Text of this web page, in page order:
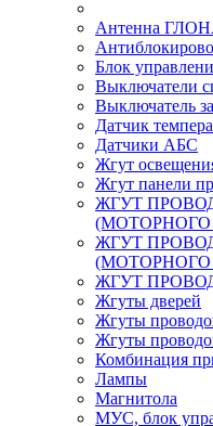
Антенна
Блок
Выключатели
Выключатель
Датчик
Датчики АБС
Жгут
Жгут панели
ЖГУТ
(МОТОРНОГО
ЖГУТ
(МОТОРНОГО
ЖГУТ
Жгуты дверей
Жгуты
Жгуты
Комбинация
Лампы
Магнитола
МУС, блок